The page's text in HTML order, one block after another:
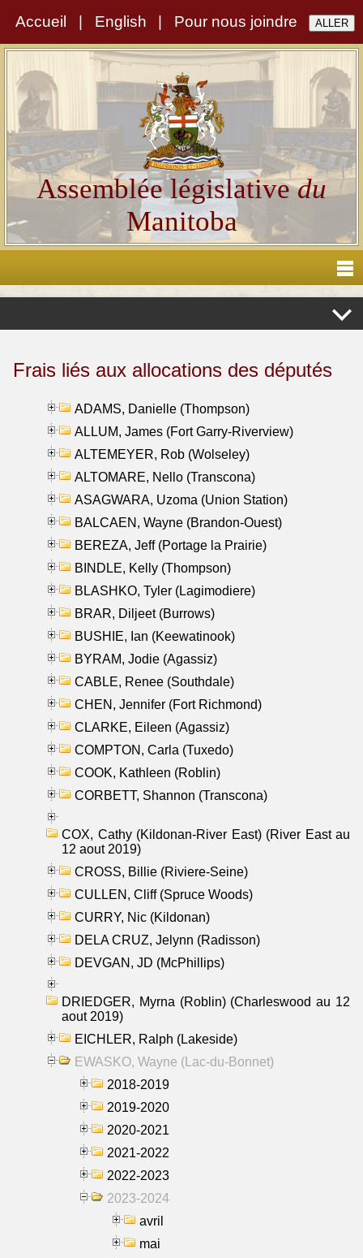
Accueil English Pour nous joindre
Assemblée législativedu
Manitoba
Frais liés aux allocations des députés
ADAMS, Danielle (Thompson)
ALLUM, James (Fort Garry-Riverview)
ALTEMEYER, Rob (Wolseley)
ALTOMARE, Nello (Transcona)
ASAGWARA, Uzoma (Union Station)
BALCAEN, Wayne (Brandon-Ouest)
BEREZA, Jeff (Portage la Prairie)
BINDLE, Kelly (Thompson)
BLASHKO, Tyler (Lagimodiere)
BRAR, Diljeet (Burrows)
BUSHIE, Ian (Keewatinook)
BYRAM, Jodie (Agassiz)
CABLE, Renee (Southdale)
CHEN, Jennifer (Fort Richmond)
CLARKE, Eileen (Agassiz)
COMPTON, Carla (Tuxedo)
COOK, Kathleen (Roblin)
CORBETT, Shannon (Transcona)
COX, Cathy (Kildonan-River East) (River East au
12 aout 2019)
CROSS, Billie (Riviere-Seine)
CULLEN, Cliff (Spruce Woods)
CURRY, Nic (Kildonan)
DELA CRUZ, Jelynn (Radisson)
DEVGAN, JD (McPhillips)
DRIEDGER, Myrna (Roblin) (Charleswood au 12
aout 2019)
EICHLER, Ralph (Lakeside)
EWASKO, Wayne (Lac-du-Bonnet)
2018-2019
2019-2020
2020-2021
2021-2022
2022-2023
2023-2024
avril
mai